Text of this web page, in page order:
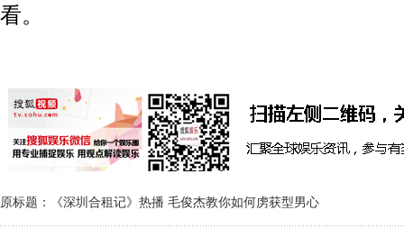
看。
原标题：《深圳合租记》热播 毛俊杰教你如何虏获型男心